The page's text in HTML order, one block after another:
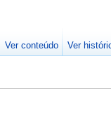
Ver conteúdo Ver